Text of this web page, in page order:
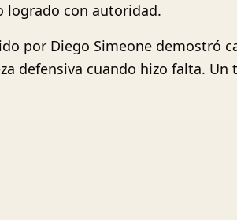
logrado con autoridad.
por Diego Simeone demostró
defensiva cuando hizo falta.